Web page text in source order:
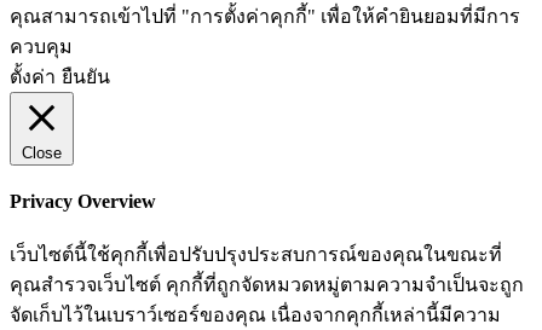
คุณสามารถเข้าไปที่ "การตั้งค่าคุกกี้" เพื่อให้คำยินยอมที่มีการ
ควบคุม
ตั้งค่า ยืนยัน
Close
Privacy Overview
เว็บไซต์นี้ใช้คุกกี้เพื่อปรับปรุงประสบการณ์ของคุณในขณะที่
คุณสำรวจเว็บไซต์ คุกกี้ที่ถูกจัดหมวดหมู่ตามความจำเป็นจะถูก
จัดเก็บไว้ในเบราว์เซอร์ของคุณ เนื่องจากคุกกี้เหล่านี้มีความ